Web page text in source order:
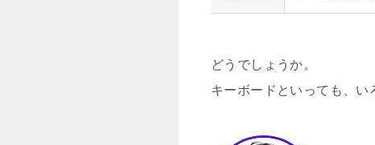
どうでしょうか。
キーボードといっても、